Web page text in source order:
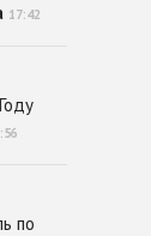
17:42
по